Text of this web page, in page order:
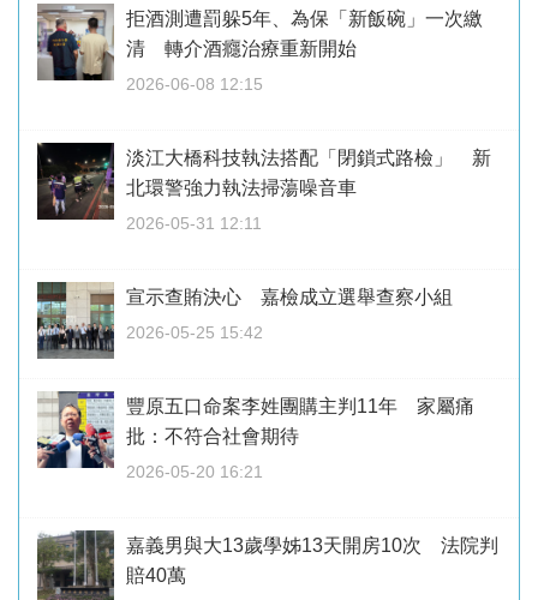
拒酒測遭罰躲5年、為保「新飯碗」一次繳
清 轉介酒癮治療重新開始
2026-06-08 12:15
淡江大橋科技執法搭配「閉鎖式路檢」 新
北環警強力執法掃蕩噪音車
2026-05-31 12:11
宣示查賄決心 嘉檢成立選舉查察小組
2026-05-25 15:42
豐原五口命案李姓團購主判11年 家屬痛
批：不符合社會期待
2026-05-20 16:21
嘉義男與大13歲學姊13天開房10次 法院判
賠40萬